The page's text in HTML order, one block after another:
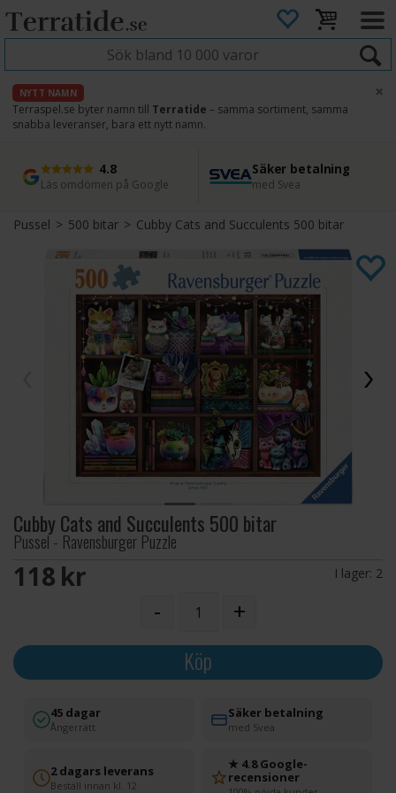
NYTT NAMN
Terraspel.se byter namn till Terratide – samma sortiment, samma
snabba leveranser, bara ett nytt namn.
×
4.8
Läs omdömen på Google
Säker betalning
med Svea
Snabb leverans
Direkt från lager
45 dagars ångerrätt
Enkel retur
Pussel>500 bitar>Cubby Cats and Succulents 500 bitar
Cubby Cats and Succulents 500 bitar
Pussel - Ravensburger Puzzle
118 SEK I lager: 2
- +
Köp
45 dagar
Ångerrätt
Säker betalning
med Svea
2 dagars leverans
Beställ innan kl. 12
★ 4.8 Google-
recensioner